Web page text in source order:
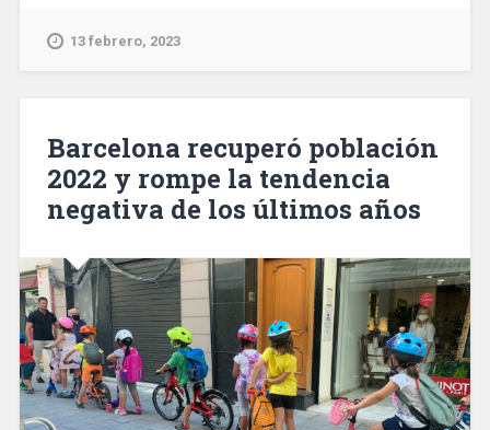
trámites
de
productos
y
los
quioscos»
13 febrero, 2023
Barcelona recuperó población
2022 y rompe la tendencia
negativa de los últimos años